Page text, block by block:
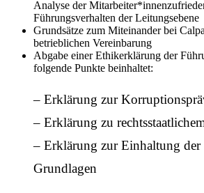
Analyse der
Führungsverhalten der Leitungsebene
Grundsätze zum Miteinander bei
betrieblichen Vereinbarung
Abgabe einer Ethikerklärung der
folgende Punkte beinhaltet:
– Erklärung zur
– Erklärung zu
– Erklärung zur Einhaltung der
Grundlagen